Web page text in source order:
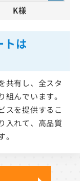
トは
共有し、全スタ
んでいます。
スを提供するこ
入れて、高品質
K様